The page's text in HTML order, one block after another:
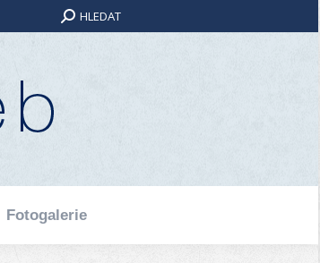
Search:
HLEDAT
Fotogalerie
Fotogalerie